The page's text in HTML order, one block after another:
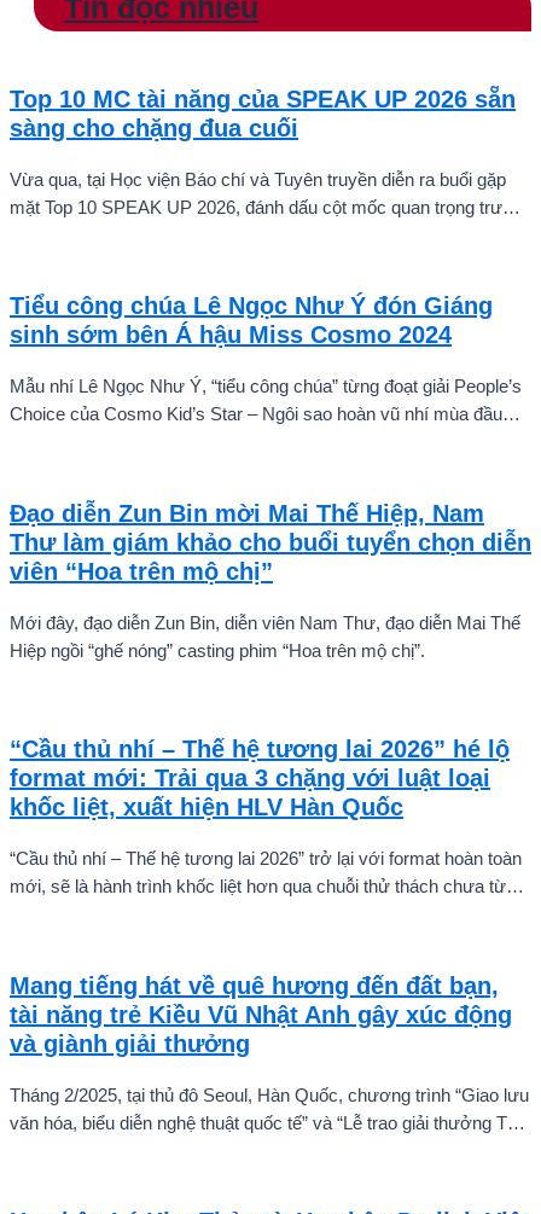
Top 10 MC tài năng của SPEAK UP 2026 sẵn
sàng cho chặng đua cuối
Vừa qua, tại Học viện Báo chí và Tuyên truyền diễn ra buổi gặp
mặt Top 10 SPEAK UP 2026, đánh dấu cột mốc quan trọng trước
Tiểu công chúa Lê Ngọc Như Ý đón Giáng
sinh sớm bên Á hậu Miss Cosmo 2024
Mẫu nhí Lê Ngọc Như Ý, “tiểu công chúa” từng đoạt giải People’s
Choice của Cosmo Kid’s Star – Ngôi sao hoàn vũ nhí mùa đầu
Đạo diễn Zun Bin mời Mai Thế Hiệp, Nam
Thư làm giám khảo cho buổi tuyển chọn diễn
viên “Hoa trên mộ chị”
Mới đây, đạo diễn Zun Bin, diễn viên Nam Thư, đạo diễn Mai Thế
Hiệp ngồi “ghế nóng” casting phim “Hoa trên mộ chị”.
“Cầu thủ nhí – Thế hệ tương lai 2026” hé lộ
format mới: Trải qua 3 chặng với luật loại
khốc liệt, xuất hiện HLV Hàn Quốc
“Cầu thủ nhí – Thế hệ tương lai 2026” trở lại với format hoàn toàn
mới, sẽ là hành trình khốc liệt hơn qua chuỗi thử thách chưa từng
sàng chinh phục thử thách.
Mang tiếng hát về quê hương đến đất bạn,
tài năng trẻ Kiều Vũ Nhật Anh gây xúc động
và giành giải thưởng
Tháng 2/2025, tại thủ đô Seoul, Hàn Quốc, chương trình “Giao lưu
văn hóa, biểu diễn nghệ thuật quốc tế” và “Lễ trao giải thưởng Tài